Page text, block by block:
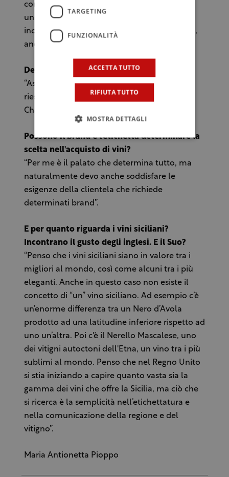
come il Lambrusco, e ancora con la bistecca
un elegante Brunello. Adoro i vini italiani e
inoltre sono importanti per le nostre vendite,
anche se quelli francesi rendono di più”.
Degusta i vini prima di acquistarli?
“Assolutamente si. Anche se purtroppo non
riesco ad assaggiare a provare ogni cassa di
Chateau Lafite 82 che compro”.
Possono il brand e l'etichetta determinare la
scelta nell'acquisto di vini?
“Per me è il palato che determina tutto, ma
naturalmente devo anche soddisfare le
esigenze della clientela che richiede
determinati brand”.
E per quanto riguarda i vini siciliani?
Incontrano il gusto degli inglesi. E il Suo?
“Penso che i vini siciliani siano in valore tra i
migliori al mondo, così come alcuni tra i più
eleganti. Anche in questo caso non esiste il
concetto di “un” vino siciliano. Ad esempio c’è
un’enorme differenza tra un Nero d’Avola
prodotto ad una latitudine inferiore rispetto ad
uno un’altra. Poi c'è il Nerello Mascalese, uno
dei vitigni autoctoni dell'Etna, un vino tra i più
sublimi al mondo. Penso che nel Regno Unito
si stia iniziando a capire quanto vasta sia la
gamma dei vini che offre la Sicilia, ma ciò che
si ricerca è la semplicità nell’etichettatura e
nella comunicazione della regione e del
vitigno”.
Maria Antionetta Pioppo
TARGETING
FUNZIONALITÀ
ACCETTA TUTTO
RIFIUTA TUTTO
MOSTRA DETTAGLI